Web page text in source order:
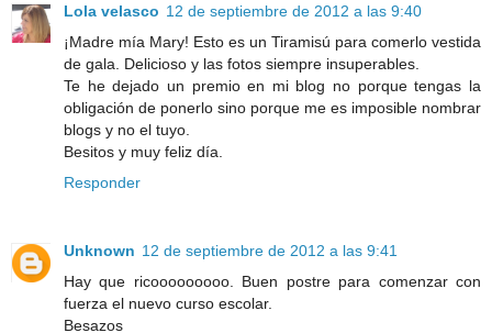
Lola velasco 12 de septiembre de 2012 a las 9:40
¡Madre mía Mary! Esto es un Tiramisú para comerlo vestida
de gala. Delicioso y las fotos siempre insuperables.
Te he dejado un premio en mi blog no porque tengas la
obligación de ponerlo sino porque me es imposible nombrar
blogs y no el tuyo.
Besitos y muy feliz día.
Responder
Unknown 12 de septiembre de 2012 a las 9:41
Hay que ricooooooooo. Buen postre para comenzar con
fuerza el nuevo curso escolar.
Besazos